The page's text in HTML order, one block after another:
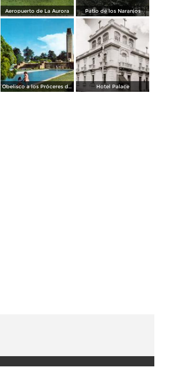
Aeropuerto de La Aurora Patio de los Naranjos
Obelisco a los Próceres de la Independencia Hotel Palace